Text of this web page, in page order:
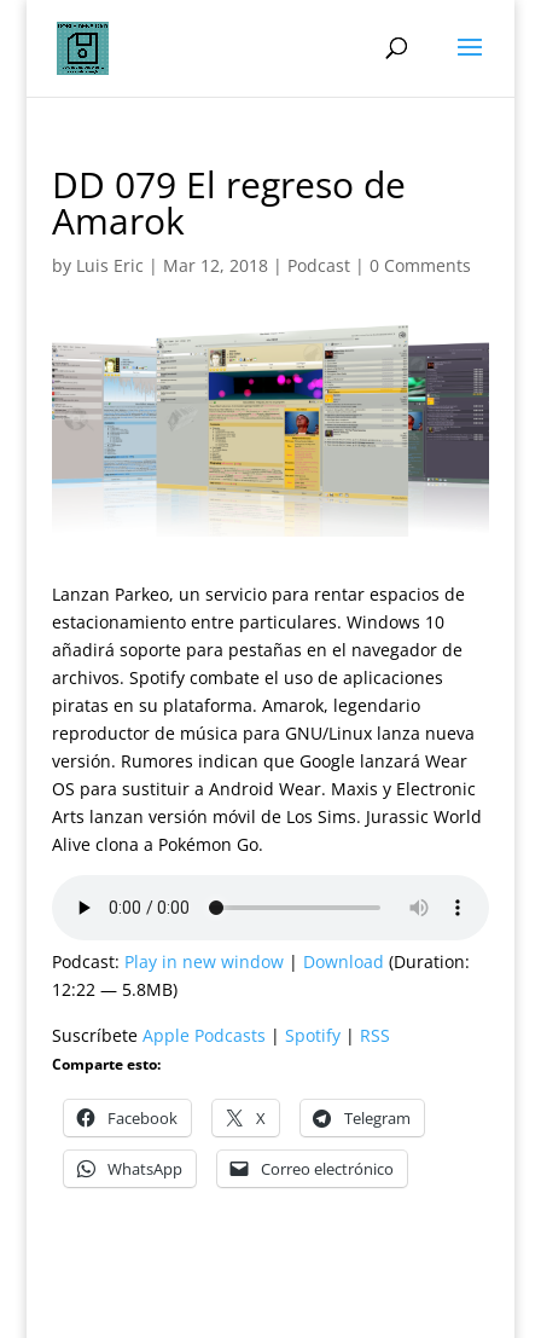
DD 079 El regreso de
Amarok
by Luis Eric | Mar 12, 2018| Podcast| 0 Comments
Lanzan Parkeo, un servicio para rentar espacios de
estacionamiento entre particulares. Windows 10
añadirá soporte para pestañas en el navegador de
archivos. Spotify combate el uso de aplicaciones
piratas en su plataforma. Amarok, legendario
reproductor de música para GNU/Linux lanza nueva
versión. Rumores indican que Google lanzará Wear
OS para sustituir a Android Wear. Maxis y Electronic
Arts lanzan versión móvil de Los Sims. Jurassic World
Alive clona a Pokémon Go.
Podcast: Play in new window| Download (Duration:
12:22 — 5.8MB)
Suscríbete Apple Podcasts | Spotify| RSS
Comparte esto:
Facebook X Telegram
WhatsApp Correo electrónico